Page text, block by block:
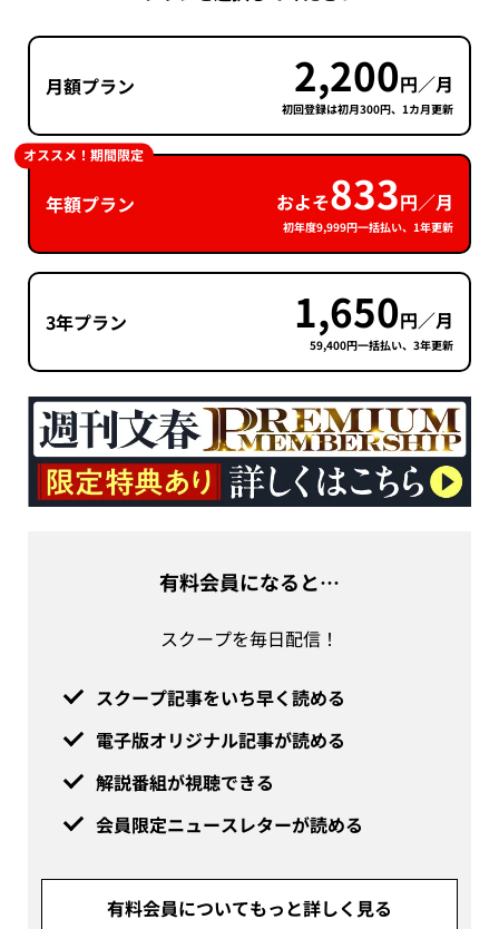
月額プラン 2,200円／月
初回登録は初月300円、1カ月更新
年額プラン およそ833円／月
初年度9,999円一括払い、1年更新
オススメ！期間限定
3年プラン 1,650円／月
59,400円一括払い、3年更新
有料会員になると…
スクープを毎日配信！
スクープ記事をいち早く読める
電子版オリジナル記事が読める
解説番組が視聴できる
会員限定ニュースレターが読める
有料会員についてもっと詳しく見る